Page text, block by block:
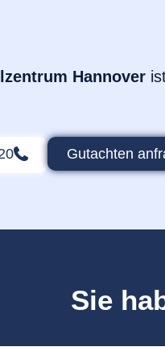
Hannoverist
Gutachten
Sie